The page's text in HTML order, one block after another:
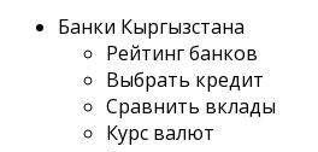
Банки Кыргызстана
Рейтинг банков
Выбрать кредит
Сравнить вклады
Курс валют